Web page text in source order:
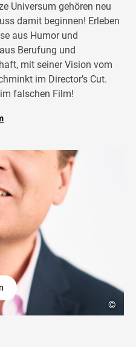
Universum gehören neu
damit beginnen! Erleben
aus Humor und
Berufung und
mit seiner Vision vom
im Director’s Cut.
falschen Film!
©